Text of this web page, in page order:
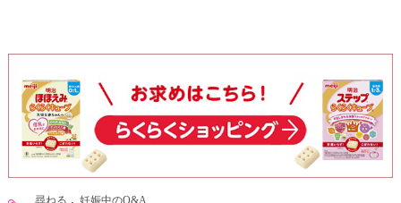
尋ねる 妊娠中のQ&A